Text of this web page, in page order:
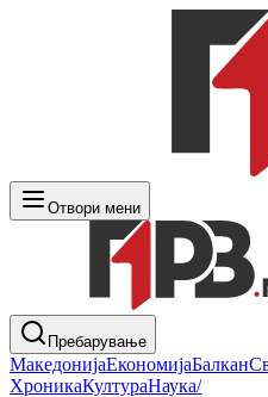
Отвори мени
Пребарување
МакедонијаЕкономијаБалкан
ХроникаКултураНаука/